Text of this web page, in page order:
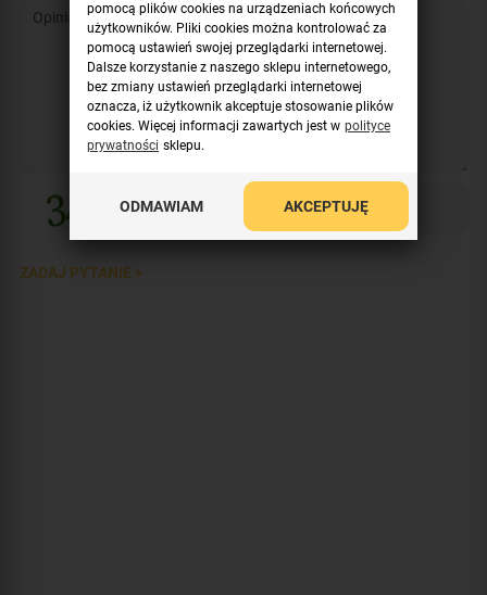
ZADAJ PYTANIE >
pomocą plików cookies na urządzeniach końcowych
użytkowników. Pliki cookies można kontrolować za
pomocą ustawień swojej przeglądarki internetowej.
Dalsze korzystanie z naszego sklepu internetowego,
bez zmiany ustawień przeglądarki internetowej
oznacza, iż użytkownik akceptuje stosowanie plików
cookies. Więcej informacji zawartych jest w polityce
prywatności sklepu.
ODMAWIAM AKCEPTUJĘ